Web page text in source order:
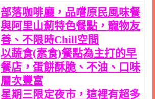
部落咖啡廳，品嚐原民風味餐
與阿里山薊特色餐點，寵物友
善、不限時Chill空間
以蔬食(素食)餐點為主打的早
餐店，蛋餅酥脆、不油、口味
層次豐富
星期三限定夜市，這裡有超多